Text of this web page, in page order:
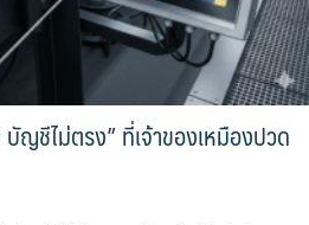
ชีไม่ตรง” ที่เจ้าของเหมืองปวด